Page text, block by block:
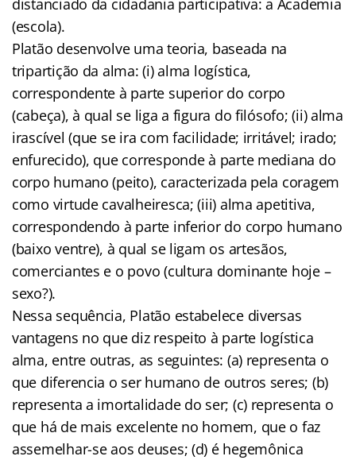
distanciado da cidadania participativa: a Academia
(escola).
Platão desenvolve uma teoria, baseada na
tripartição da alma: (i) alma logística,
correspondente à parte superior do corpo
(cabeça), à qual se liga a figura do filósofo; (ii) alma
irascível (que se ira com facilidade; irritável; irado;
enfurecido), que corresponde à parte mediana do
corpo humano (peito), caracterizada pela coragem
como virtude cavalheiresca; (iii) alma apetitiva,
correspondendo à parte inferior do corpo humano
(baixo ventre), à qual se ligam os artesãos,
comerciantes e o povo (cultura dominante hoje –
sexo?).
Nessa sequência, Platão estabelece diversas
vantagens no que diz respeito à parte logística
alma, entre outras, as seguintes: (a) representa o
que diferencia o ser humano de outros seres; (b)
representa a imortalidade do ser; (c) representa o
que há de mais excelente no homem, que o faz
assemelhar-se aos deuses; (d) é hegemônica